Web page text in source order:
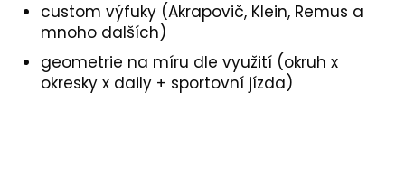
custom výfuky (Akrapovič, Klein, Remus a
mnoho dalších)
geometrie na míru dle využití (okruh x
okresky x daily + sportovní jízda)